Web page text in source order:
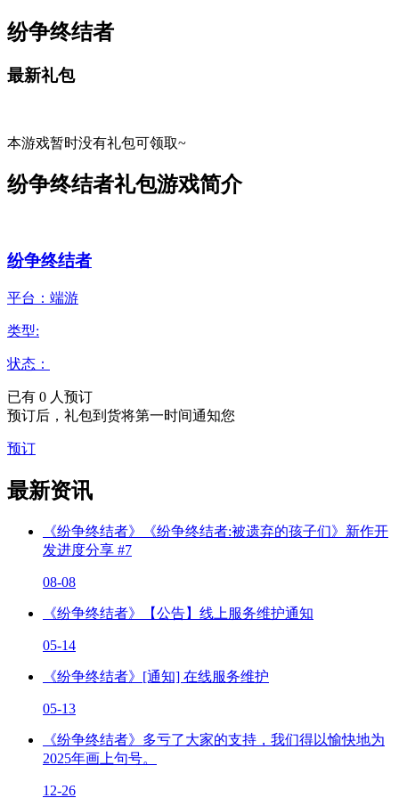
纷争终结者
最新礼包
本游戏暂时没有礼包可领取~
纷争终结者礼包游戏简介
纷争终结者
平台：端游
类型:
状态：
已有 0 人预订
预订后，礼包到货将第一时间通知您
预订
最新资讯
《纷争终结者》《纷争终结者:被遗弃的孩子们》新作开
发进度分享 #7
08-08
《纷争终结者》【公告】线上服务维护通知
05-14
《纷争终结者》[通知] 在线服务维护
05-13
《纷争终结者》多亏了大家的支持，我们得以愉快地为
2025年画上句号。
12-26